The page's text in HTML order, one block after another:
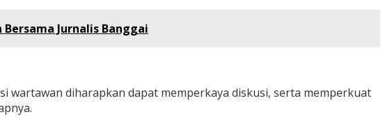
Jurnalis Banggai
wartawan diharapkan dapat memperkaya diskusi, serta memperkuat